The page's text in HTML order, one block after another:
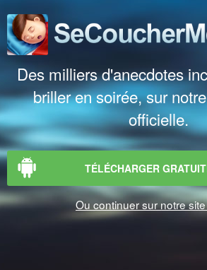
Des milliers d'anecdotes
briller en soirée, sur
officielle.
TÉLÉCHARGER
Ou continuer sur notre